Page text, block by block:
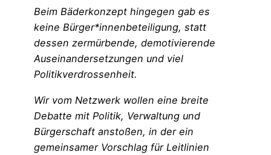
Beim Bäderkonzept hingegen gab es
keine Bürger*innenbeteiligung, statt
dessen zermürbende, demotivierende
Auseinandersetzungen und viel
Politikverdrossenheit.
Wir vom Netzwerk wollen eine breite
Debatte mit Politik, Verwaltung und
Bürgerschaft anstoßen, in der ein
gemeinsamer Vorschlag für Leitlinien